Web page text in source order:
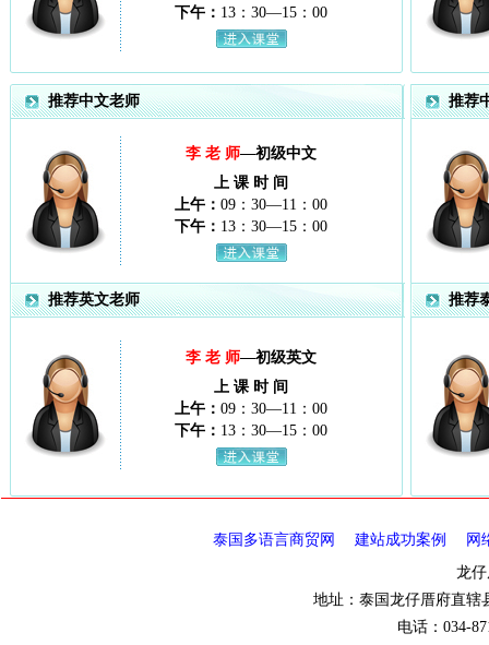
下午： 13：30—15：00
推荐中文老师 推荐
李 老 师—初级中文
上 课 时 间
上午：09：30—11：00
下午： 13：30—15：00
推荐英文老师 推荐
李 老 师—初级英文
上 课 时 间
上午：09：30—11：00
下午： 13：30—15：00
泰国多语言商贸网 建站成功案例
网
龙
地址：泰国龙仔厝府直辖
电话：034-